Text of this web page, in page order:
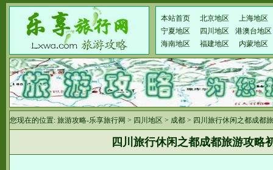
本站首页 北京地区
上海地区
宁夏地区
四川地区
港澳台地区
海南地区
福建地区 内蒙地区
您现在的位置: 旅游攻略-乐享旅行网 > 四川地区 > 成都 > 四川旅行休闲之都成都
四川旅行休闲之都成都旅游攻略